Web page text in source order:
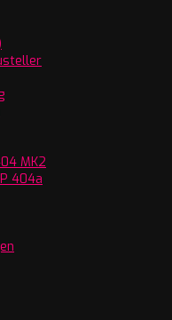
MK2
404a